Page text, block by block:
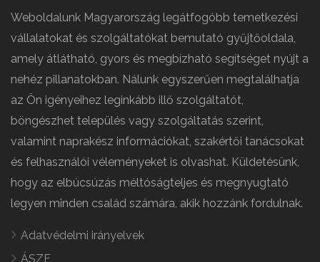
Weboldalunk Magyarország legátfogóbb temetkezési
vállalatokat és szolgáltatókat bemutató gyűjtőoldala,
amely átlátható, gyors és megbízható segítséget nyújt a
nehéz pillanatokban. Nálunk egyszerűen megtalálhatja
az Ön igényeihez leginkább illő szolgáltatót,
böngészhet település vagy szolgáltatás szerint,
valamint naprakész információkat, szakértői tanácsokat
és felhasználói véleményeket is olvashat. Küldetésünk,
hogy az elbúcsúzás méltóságteljes és megnyugtató
legyen minden család számára, akik hozzánk fordulnak.
Adatvédelmi irányelvek
ÁSZF